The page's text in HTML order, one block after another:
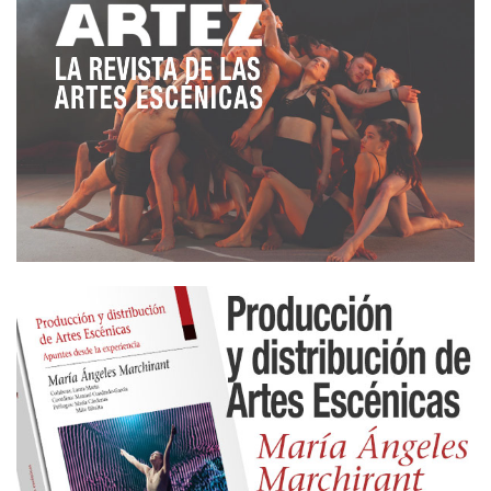
Pero Rivas no está sola; está muy bien apoyada por
el imaginario de su autora y además muy bien
dirigida y aprovechada como instrumento creativo
por la mano de Marilú Marini. Estas tres gracias
proponen un ejercicio redondo en el que el brillo de
Rivas es tan solo un rayo más de este crisol
femenino atrevido y portentoso.
Teatro del Títere ‘La Tía Norica’
Lunes 27 de octubre
Dirección: Marilú Marini